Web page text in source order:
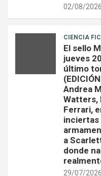
02/08/2026
CIENCIA
El sello
jueves
último
Andrea
Watters,
Ferrari,
inciertas
a
donde
29/07/2026